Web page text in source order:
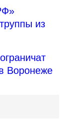
из
Воронеже